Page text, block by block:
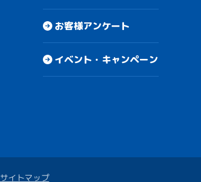
お客様アンケート
イベント・キャンペーン
サイトマップ